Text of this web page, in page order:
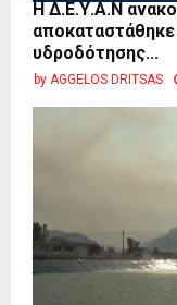
Η Δ.Ε.Υ.Α.Ν
υδροδότησης...
by AGGELOS DRITSAS